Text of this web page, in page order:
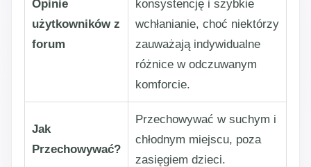
Opinie
użytkowników z
forum
konsystencję i szybkie
wchłanianie, choć niektórzy
zauważają indywidualne
różnice w odczuwanym
komforcie.
Jak
Przechowywać?
Przechowywać w suchym i
chłodnym miejscu, poza
zasięgiem dzieci.